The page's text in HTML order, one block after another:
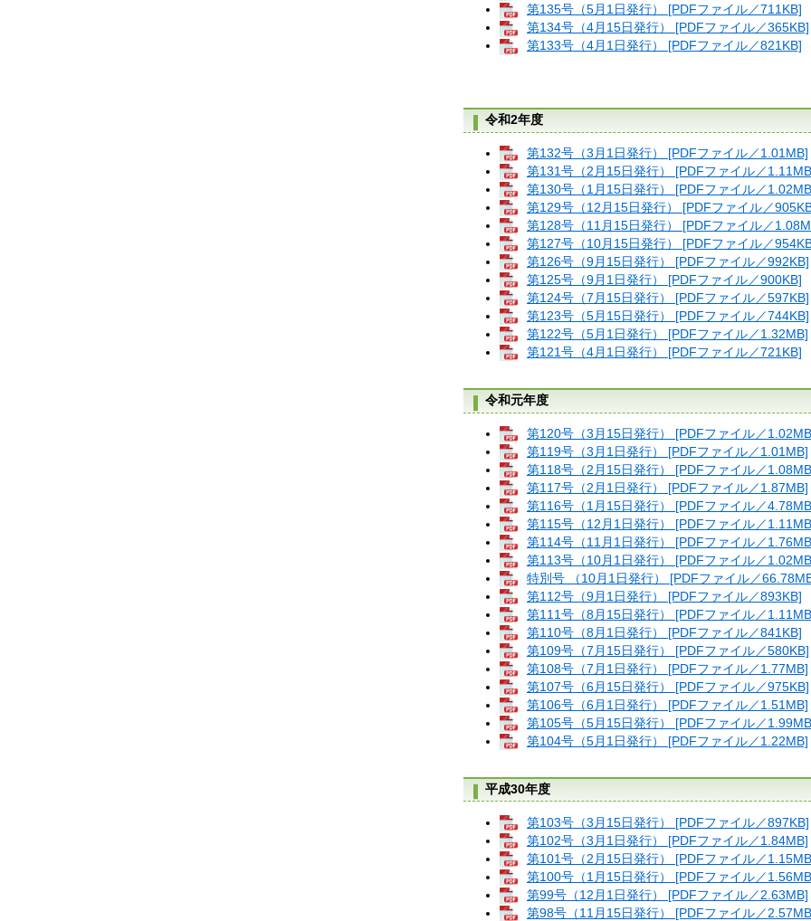
第135号（5月1日発行） [PDFファイル／711KB]
第134号（4月15日発行） [PDFファイル／365KB]
第133号（4月1日発行） [PDFファイル／821KB]
令和2年度
第132号（3月1日発行） [PDFファイル／1.01MB]
第131号（2月15日発行） [PDFファイル／
第130号（1月15日発行） [PDFファイル／
第129号（12月15日発行） [PDFファイル／
第128号（11月15日発行） [PDFファイル／
第127号（10月15日発行） [PDFファイル／
第126号（9月15日発行） [PDFファイル／992KB]
第125号（9月1日発行） [PDFファイル／900KB]
第124号（7月15日発行） [PDFファイル／597KB]
第123号（5月15日発行） [PDFファイル／744KB]
第122号（5月1日発行） [PDFファイル／1.32MB]
第121号（4月1日発行） [PDFファイル／721KB]
令和元年度
第120号（3月15日発行） [PDFファイル／
第119号（3月1日発行） [PDFファイル／1.01MB]
第118号（2月15日発行） [PDFファイル／
第117号（2月1日発行） [PDFファイル／1.87MB]
第116号（1月15日発行） [PDFファイル／
第115号（12月1日発行） [PDFファイル／
第114号（11月1日発行） [PDFファイル／
第113号（10月1日発行） [PDFファイル／
特別号 （10月1日発行） [PDFファイル／
第112号（9月1日発行） [PDFファイル／893KB]
第111号（8月15日発行） [PDFファイル／
第110号（8月1日発行） [PDFファイル／841KB]
第109号（7月15日発行） [PDFファイル／580KB]
第108号（7月1日発行） [PDFファイル／1.77MB]
第107号（6月15日発行） [PDFファイル／975KB]
第106号（6月1日発行） [PDFファイル／1.51MB]
第105号（5月15日発行） [PDFファイル／
第104号（5月1日発行） [PDFファイル／1.22MB]
平成30年度
第103号（3月15日発行） [PDFファイル／897KB]
第102号（3月1日発行） [PDFファイル／1.84MB]
第101号（2月15日発行） [PDFファイル／
第100号（1月15日発行） [PDFファイル／
第99号（12月1日発行） [PDFファイル／2.63MB]
第98号（11月15日発行） [PDFファイル／